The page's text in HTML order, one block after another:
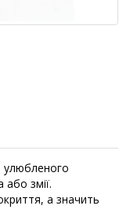
улюбленого
змії.
а значить